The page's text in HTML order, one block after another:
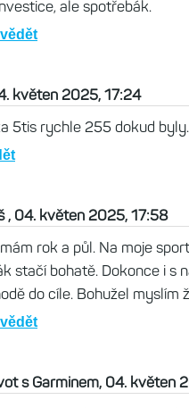
11. květen 2025, 18:51
05. květen 2025, 06:28
je úplně jedno, jestli nějak
ale spotřebák.
květen 2025, 17:24